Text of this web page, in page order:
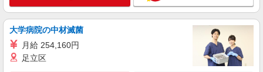
派遣社員
株式会社kotrio /●SI-H-2018105
≪白岡駅≫夜勤なし！未経験・ブランクOKの
時給1600円〜2250円 ＜日払い有/週払い有/交
大学病院の中材滅菌
月給 254,160円
足立区